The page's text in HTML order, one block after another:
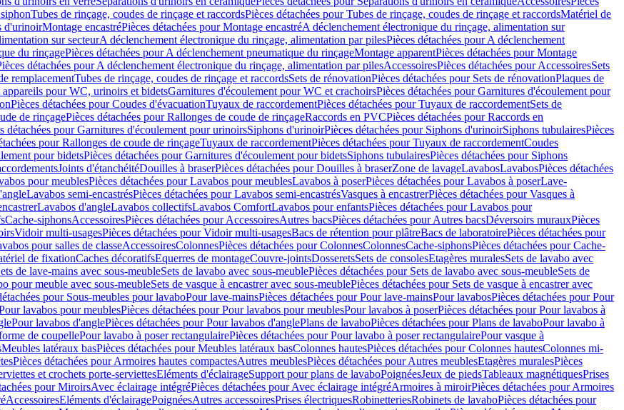
Tubes de rinçage, coudes de rinçage et raccordsPièces détachées pour Tubes de rinçage, coudes de rinçage et raccordsMatériel de
d'urinoirMontage encastréPièces détachées pour Montage encastréA déclenchement électronique du rinçage, alimentation sur
sur secteurA déclenchement électronique du rinçage, alimentation par pilesPièces détachées pour A déclenchement
du rinçagePièces détachées pour A déclenchement pneumatique du rinçageMontage apparentPièces détachées pour Montage
détachées pour A déclenchement électronique du rinçage, alimentation par pilesAccessoiresPièces détachées pour AccessoiresSets
remplacementTubes de rinçage, coudes de rinçage et raccordsSets de rénovationPièces détachées pour Sets de rénovationPlaques de
appareils pour WC, urinoirs et bidetsGarnitures d'écoulement pour WC et crachoirsPièces détachées pour Garnitures d'écoulement pour
Pièces détachées pour Coudes d'évacuationTuyaux de raccordementPièces détachées pour Tuyaux de raccordementSets de
de rinçagePièces détachées pour Rallonges de coude de rinçageRaccords en PVCPièces détachées pour Raccords en
détachées pour Garnitures d'écoulement pour urinoirsSiphons d'urinoirPièces détachées pour Siphons d'urinoirSiphons tubulairesPièces
pour Rallonges de coude de rinçageTuyaux de raccordementPièces détachées pour Tuyaux de raccordementCoudes
pour bidetsPièces détachées pour Garnitures d'écoulement pour bidetsSiphons tubulairesPièces détachées pour Siphons
Joints d'étanchéitéDouilles à braserPièces détachées pour Douilles à braserZone de lavageLavabosLavabosPièces détachées
pour meublesPièces détachées pour Lavabos pour meublesLavabos à poserPièces détachées pour Lavabos à poserLave-
Lavabos semi-encastrésPièces détachées pour Lavabos semi-encastrésVasques à encastrerPièces détachées pour Vasques à
Lavabos d'angleLavabos collectifsLavabos ComfortLavabos pour enfantsPièces détachées pour Lavabos pour
Cache-siphonsAccessoiresPièces détachées pour AccessoiresAutres bacsPièces détachées pour Autres bacsDéversoirs murauxPièces
Vidoir multi-usagesPièces détachées pour Vidoir multi-usagesBacs de rétention pour plâtreBacs de laboratoirePièces détachées pour
pour salles de classeAccessoiresColonnesPièces détachées pour ColonnesColonnesCache-siphonsPièces détachées pour Cache-
de fixationCaches décoratifsEquerres de montageCouvre-jointsDosseretsSets de consolesEtagères muralesSets de lavabo avec
de lave-mains avec sous-meubleSets de lavabo avec sous-meublePièces détachées pour Sets de lavabo avec sous-meubleSets de
pour meuble avec sous-meubleSets de vasque à encastrer avec sous-meublePièces détachées pour Sets de vasque à encastrer avec
pour Sous-meubles pour lavaboPour lave-mainsPièces détachées pour Pour lave-mainsPour lavabosPièces détachées pour Pour
lavabos pour meublesPièces détachées pour Pour lavabos pour meublesPour lavabos à poserPièces détachées pour Pour lavabos à
Pour lavabos d'anglePièces détachées pour Pour lavabos d'anglePlans de lavaboPièces détachées pour Plans de lavaboPour lavabo à
de coupellePour lavabo à poser rectangulairePièces détachées pour Pour lavabo à poser rectangulairePour vasque à
Meubles latéraux basPièces détachées pour Meubles latéraux basColonnes hautesPièces détachées pour Colonnes hautesColonnes mi-
Pièces détachées pour Armoires hautes compactesAutres meublesPièces détachées pour Autres meublesEtagères muralesPièces
et crochets porte-serviettesEléments d'éclairageSupport pour plans de lavaboPoignéesJeux de piedsTableaux magnétiquesPrises
pour MiroirsAvec éclairage intégréPièces détachées pour Avec éclairage intégréArmoires à miroirPièces détachées pour Armoires
AccessoiresEléments d'éclairagePoignéesAutres accessoiresPrises électriquesRobinetteriesRobinets de lavaboPièces détachées pour